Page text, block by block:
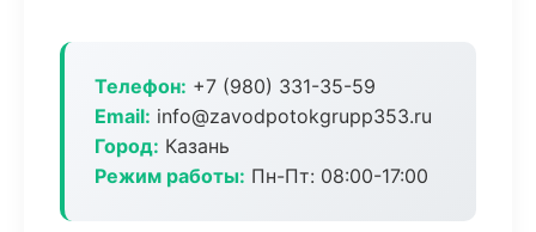
Телефон: +7 (980) 331-35-59
Email: info@zavodpotokgrupp353.ru
Город: Казань
Режим работы: Пн-Пт: 08:00-17:00